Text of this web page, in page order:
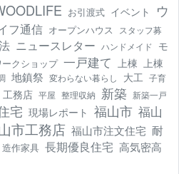
お引渡式 イベント
ウ
フ通信 オープンハウス
スタッフ募
ニュースレター ハンドメイド モ
ークショップ 一戸建て 上棟 上棟
地鎮祭 変わらない暮らし 大工 子育
工務店 平屋 整理収納 新築 新築一戸
宅 現場レポート 福山市 福山
市工務店 福山市注文住宅 耐
造作家具 長期優良住宅 高気密高